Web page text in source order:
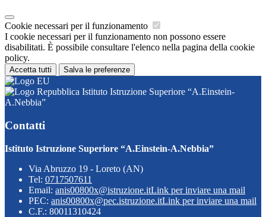
Cookie necessari per il funzionamento
I cookie necessari per il funzionamento non possono essere
disabilitati. È possibile consultare l'elenco nella pagina della cookie
policy.
Accetta tutti Salva le preferenze
Istituto Istruzione Superiore “A.Einstein-
A.Nebbia”
Contatti
Istituto Istruzione Superiore “A.Einstein-A.Nebbia”
Via Abruzzo 19 - Loreto (AN)
Tel: 0717507611
Email: anis00800x@istruzione.itLink per inviare una mail
PEC: anis00800x@pec.istruzione.itLink per inviare una mail
C.F.: 80011310424